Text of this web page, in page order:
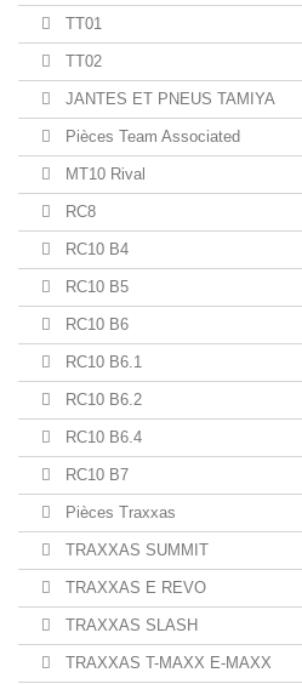
TT01
TT02
JANTES ET PNEUS TAMIYA
Pièces Team Associated
MT10 Rival
RC8
RC10 B4
RC10 B5
RC10 B6
RC10 B6.1
RC10 B6.2
RC10 B6.4
RC10 B7
Pièces Traxxas
TRAXXAS SUMMIT
TRAXXAS E REVO
TRAXXAS SLASH
TRAXXAS T-MAXX E-MAXX